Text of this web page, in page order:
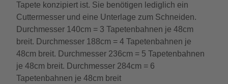
Tapete konzipiert ist. Sie benötigen lediglich ein
Cuttermesser und eine Unterlage zum Schneiden.
Durchmesser 140cm = 3 Tapetenbahnen je 48cm
breit. Durchmesser 188cm = 4 Tapetenbahnen je
48cm breit. Durchmesser 236cm = 5 Tapetenbahnen
je 48cm breit. Durchmesser 284cm = 6
Tapetenbahnen je 48cm breit